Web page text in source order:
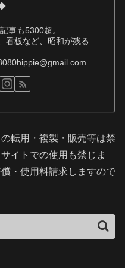
事も5300超。
看板など、昭和が残る
転用・複製・販売等は禁
イトでの使用も禁じま
・使用料請求しますので